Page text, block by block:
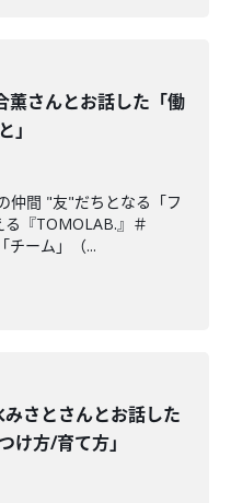
さんとお話した「働
」
仲間 "友"だちとなる「フ
『TOMOLAB.』＃
ーム」（...
さとさんとお話した
け方/育て方」